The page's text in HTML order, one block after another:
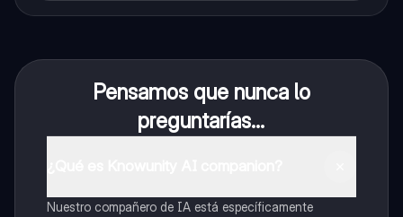
Pensamos que nunca lo
preguntarías...
Nuestro compañero de IA está específicamente